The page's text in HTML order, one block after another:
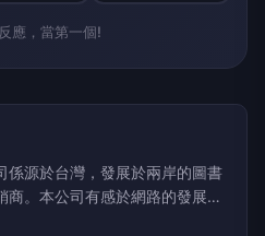
應，當第一個!
係源於台灣，發展於兩岸的圖書
商。本公司有感於網路的發展將
，結合數十家出版業者組成全球